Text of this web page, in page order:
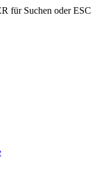
für Suchen oder ESC